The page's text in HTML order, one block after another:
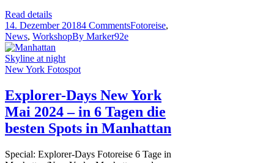
Read details
14. Dezember 20184 CommentsFotoreise,
News, WorkshopBy Marker92e
Explorer-Days New York
Mai 2024 – in 6 Tagen die
besten Spots in Manhattan
Special: Explorer-Days Fotoreise 6 Tage in